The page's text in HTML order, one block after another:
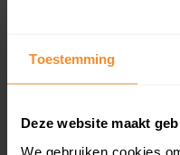
Toestemming
Deze website maakt
We gebruiken cookies
Direct leverbaar